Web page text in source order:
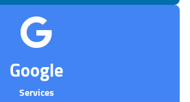
Google
Services